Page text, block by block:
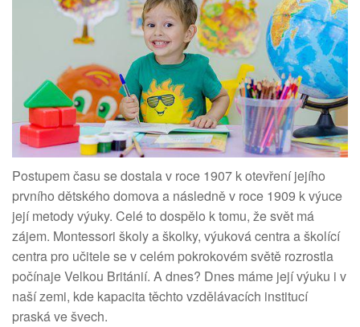
Postupem času se dostala v roce 1907 k otevření jejího
prvního dětského domova a následně v roce 1909 k výuce
její metody výuky. Celé to dospělo k tomu, že svět má
zájem. Montessori školy a školky, výuková centra a školící
centra pro učitele se v celém pokrokovém světě rozrostla
počínaje Velkou Británií. A dnes? Dnes máme její výuku i v
naší zemi, kde kapacita těchto vzdělávacích institucí
praská ve švech.